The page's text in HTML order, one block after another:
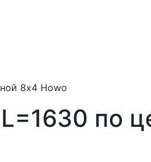
8х4 Howo
по